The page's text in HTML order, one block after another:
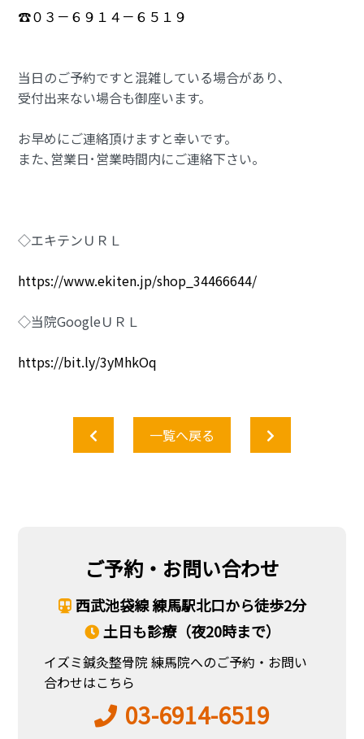
☎０３－６９１４－６５１９
当日のご予約ですと混雑している場合があり､
受付出来ない場合も御座います。
お早めにご連絡頂けますと幸いです。
また､営業日･営業時間内にご連絡下さい。
◇エキテンＵＲＬ
https://www.ekiten.jp/shop_34466644/
◇当院GoogleＵＲＬ
https://bit.ly/3yMhkOq
一覧へ戻る
ご予約・お問い合わせ
西武池袋線 練馬駅北口から徒歩2分
土日も診療（夜20時まで）
イズミ鍼灸整骨院 練馬院へのご予約・お問い
合わせはこちら
03-6914-6519